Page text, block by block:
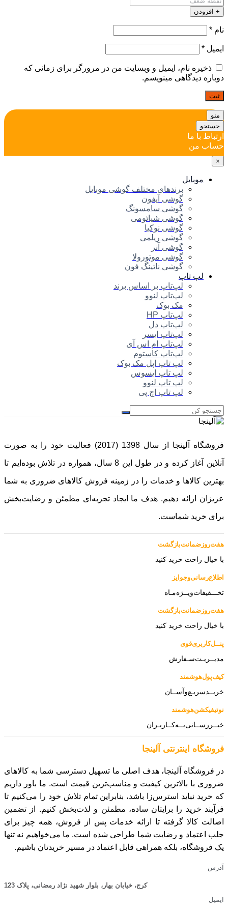
*
ذخیره نام، ایمیل و وبسایت من در مرورگر برای زمانی که
دیدگاهی مینویسم.
با ما
من
موبایل
برندهای مختلف گوشی موبایل
گوشی آیفون
گوشی سامسونگ
گوشی شیائومی
گوشی نوکیا
گوشی ریلمی
گوشی آنر
گوشی موتورولا
گوشی ناتینگ فون
لپ تاپ
لپ‌تاپ بر اساس برند
لپ‌تاپ لنوو
مک بوک
لپ‌تاپ HP
لپ‌تاپ دل
لپ‌تاپ ایسر
لپ‌تاپ ام اس آی
لپ‌تاپ کاستوم
لپ تاپ اپل مک بوک
لپ تاپ ایسوس
لپ تاپ لنوو
لپ تاپ اچ پی
فروشگاه آلینجا از سال 1398 (2017) فعالیت خود را به صورت
آنلاین آغاز کرده و در طول این 8 سال، همواره در تلاش بوده‌ایم تا
کالاها و خدمات را در زمینه فروش کالاهای ضروری به شما
ارائه دهیم. هدف ما ایجاد تجربه‌ای مطمئن و رضایت‌بخش
خرید شماست.
راحت خرید کنید
راحت خرید کنید
اینترنتی‌ آلینجا
آلینجا، هدف اصلی ما تسهیل دسترسی شما به کالاهای
با بالاترین کیفیت و مناسب‌ترین قیمت است. ما باور داریم
نباید استرس‌زا باشد، بنابراین تمام تلاش خود را می‌کنیم تا
خرید را برایتان ساده، مطمئن و لذت‌بخش کنیم. از تضمین
کالا گرفته تا ارائه خدمات پس از فروش، همه چیز برای
اعتماد و رضایت شما طراحی شده است. ما می‌خواهیم نه تنها
بلکه همراهی قابل اعتماد در مسیر خریدتان باشیم.
کرج، خیابان بهار، بلوار شهید نژاد رمضانی، پلاک 123